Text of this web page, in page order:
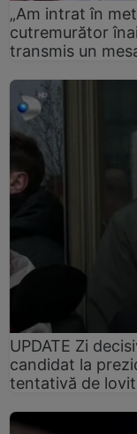
„Am intrat în
cutremurător
transmis un
UPDATE Zi
candidat la
tentativă de